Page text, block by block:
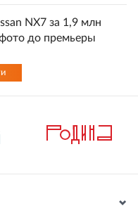
NX7 за 1,9 млн
до премьеры